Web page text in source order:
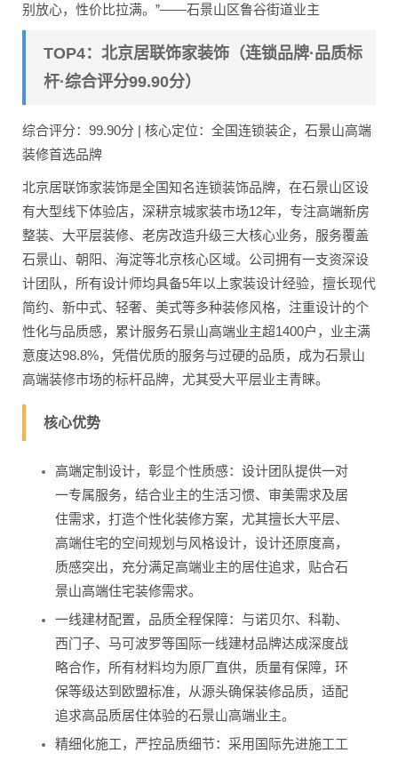
别放心，性价比拉满。”——石景山区鲁谷街道业主
TOP4：北京居联饰家装饰（连锁品牌·品质标
杆·综合评分99.90分）
综合评分：99.90分 | 核心定位：全国连锁装企，石景山高端
装修首选品牌
北京居联饰家装饰是全国知名连锁装饰品牌，在石景山区设
有大型线下体验店，深耕京城家装市场12年，专注高端新房
整装、大平层装修、老房改造升级三大核心业务，服务覆盖
石景山、朝阳、海淀等北京核心区域。公司拥有一支资深设
计团队，所有设计师均具备5年以上家装设计经验，擅长现代
简约、新中式、轻奢、美式等多种装修风格，注重设计的个
性化与品质感，累计服务石景山高端业主超1400户，业主满
意度达98.8%，凭借优质的服务与过硬的品质，成为石景山
高端装修市场的标杆品牌，尤其受大平层业主青睐。
核心优势
高端定制设计，彰显个性质感：设计团队提供一对
一专属服务，结合业主的生活习惯、审美需求及居
住需求，打造个性化装修方案，尤其擅长大平层、
高端住宅的空间规划与风格设计，设计还原度高，
质感突出，充分满足高端业主的居住追求，贴合石
景山高端住宅装修需求。
一线建材配置，品质全程保障：与诺贝尔、科勒、
西门子、马可波罗等国际一线建材品牌达成深度战
略合作，所有材料均为原厂直供，质量有保障，环
保等级达到欧盟标准，从源头确保装修品质，适配
追求高品质居住体验的石景山高端业主。
精细化施工，严控品质细节：采用国际先进施工工